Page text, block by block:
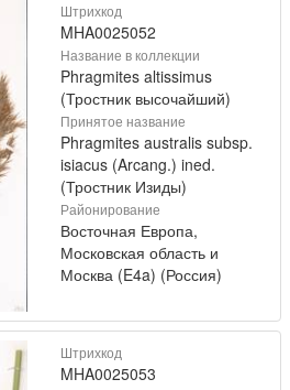
Штрихкод
MHA0025052
Название в коллекции
Phragmites altissimus
(Тростник высочайший)
Принятое название
Phragmites australis subsp.
isiacus (Arcang.) ined.
(Тростник Изиды)
Районирование
Восточная Европа,
Московская область и
Москва (E4a) (Россия)
Штрихкод
MHA0025053